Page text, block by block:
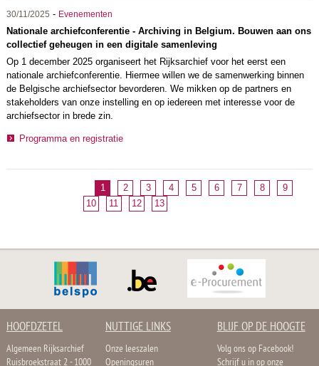
30/11/2025 - Evenementen
Nationale archiefconferentie - Archiving in Belgium. Bouwen aan ons
collectief geheugen in een digitale samenleving
Op 1 december 2025 organiseert het Rijksarchief voor het eerst een
nationale archiefconferentie.
Hiermee willen we de samenwerking binnen
de Belgische archiefsector bevorderen. We mikken op de partners en
stakeholders van onze instelling en op iedereen met interesse voor de
archiefsector in brede zin.
Programma en registratie
1 2 3 4 5 6 7 8
9
10
11 12 13
HOOFDZETEL
Algemeen Rijksarchief
Ruisbroekstraat 2 - 1000
NUTTIGE LINKS
Onze leeszalen
Openingsuren
BLIJF OP DE HOOGTE
Volg ons op Facebook!
Schrijf u in op onze